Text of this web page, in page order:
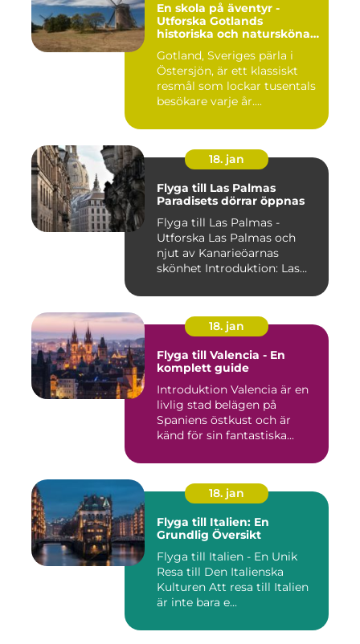
En skola på äventyr -
Utforska Gotlands
historiska och natursköna
Gotland, Sveriges pärla i
Östersjön, är ett klassiskt
resmål som lockar tusentals
besökare varje år....
18. jan
Flyga till Las Palmas
Paradisets dörrar öppnas
Flyga till Las Palmas -
Utforska Las Palmas och
njut av Kanarieöarnas
skönhet Introduktion: Las
18. jan
Flyga till Valencia - En
komplett guide
Introduktion Valencia är en
livlig stad belägen på
Spaniens östkust och är
känd för sin fantastiska...
18. jan
Flyga till Italien: En
Grundlig Översikt
Flyga till Italien - En Unik
Resa till Den Italienska
Kulturen Att resa till Italien
är inte bara e...